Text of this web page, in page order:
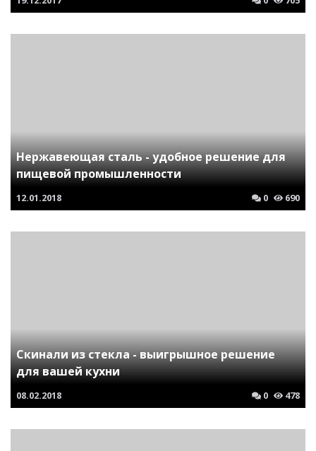
Нержавеющая сталь - удобное решение для
пищевой промышленности
12.01.2018 0 690
Скинали из стекла - выигрышное решение
для вашей кухни
08.02.2018 0 478